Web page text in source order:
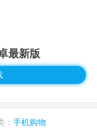
最新版
： 手机购物